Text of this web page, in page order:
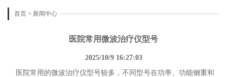
首页 > 新闻中心
医院常用微波治疗仪型号
2025/10/9 16:27:03
医院常用的微波治疗仪型号较多，不同型号在功率、功能侧重和